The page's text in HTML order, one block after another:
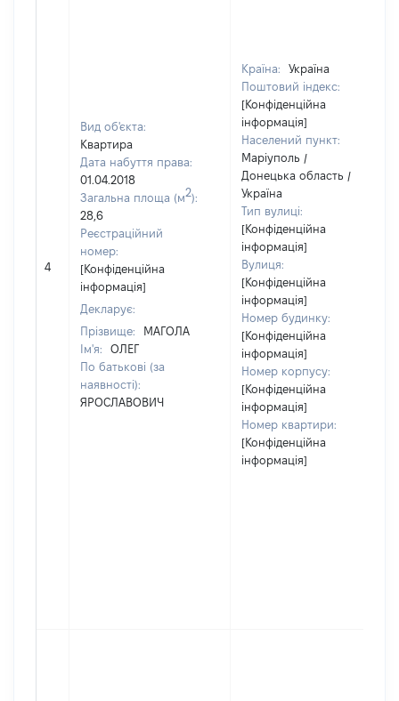
4
Вид об'єкта:
Квартира
Дата набуття права:
01.04.2018
Загальна площа (м2):
28,6
Реєстраційний
номер:
[Конфіденційна
інформація]
Декларує:
Прізвище:
МАГОЛА
Ім'я:
ОЛЕГ
По батькові (за
наявності):
ЯРОСЛАВОВИЧ
Країна:
Україна
Поштовий індекс:
[Конфіденційна
інформація]
Населений пункт:
Маріуполь /
Донецька область /
Україна
Тип вулиці:
[Конфіденційна
інформація]
Вулиця:
[Конфіденційна
інформація]
Номер будинку:
[Конфіденційна
інформація]
Номер корпусу:
[Конфіденційна
інформація]
Номер квартири:
[Конфіденційна
інформація]